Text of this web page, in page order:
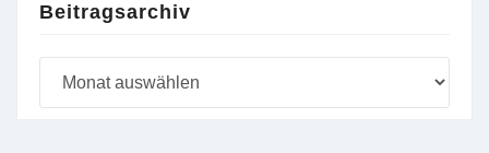
Beitragsarchiv